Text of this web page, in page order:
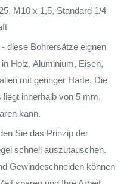
M10 x 1,5, Standard 1/4
diese Bohrersätze eignen
Holz, Aluminium, Eisen,
mit geringer Härte. Die
innerhalb von 5 mm,
kann.
Sie das Prinzip der
schnell auszutauschen.
Gewindeschneiden können